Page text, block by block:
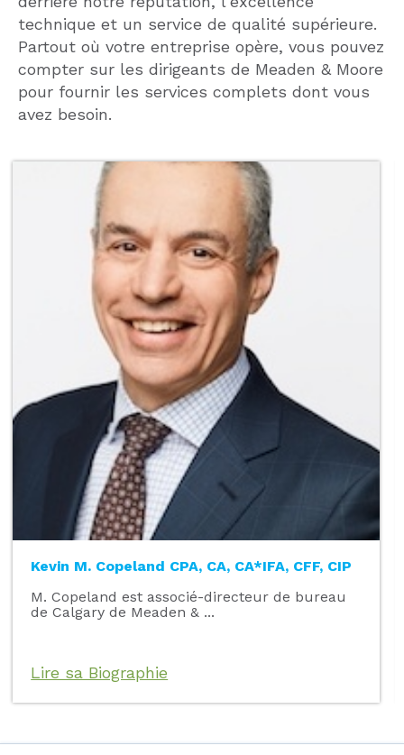
technique et un service de qualité supérieure.
Partout où votre entreprise opère, vous pouvez
compter sur les dirigeants de Meaden & Moore
pour fournir les services complets dont vous
avez besoin.
Kevin M. Copeland CPA, CA, CA*IFA, CFF, CIP
M. Copeland est associé-directeur de bureau
de Calgary de Meaden & ...
Lire sa Biographie